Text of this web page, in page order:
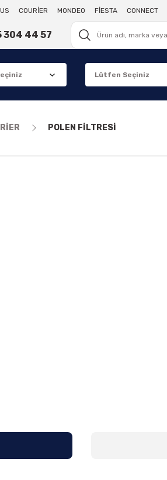
COURİER MONDEO FİESTA CONNECT
304 44 57
POLEN FİLTRESİ